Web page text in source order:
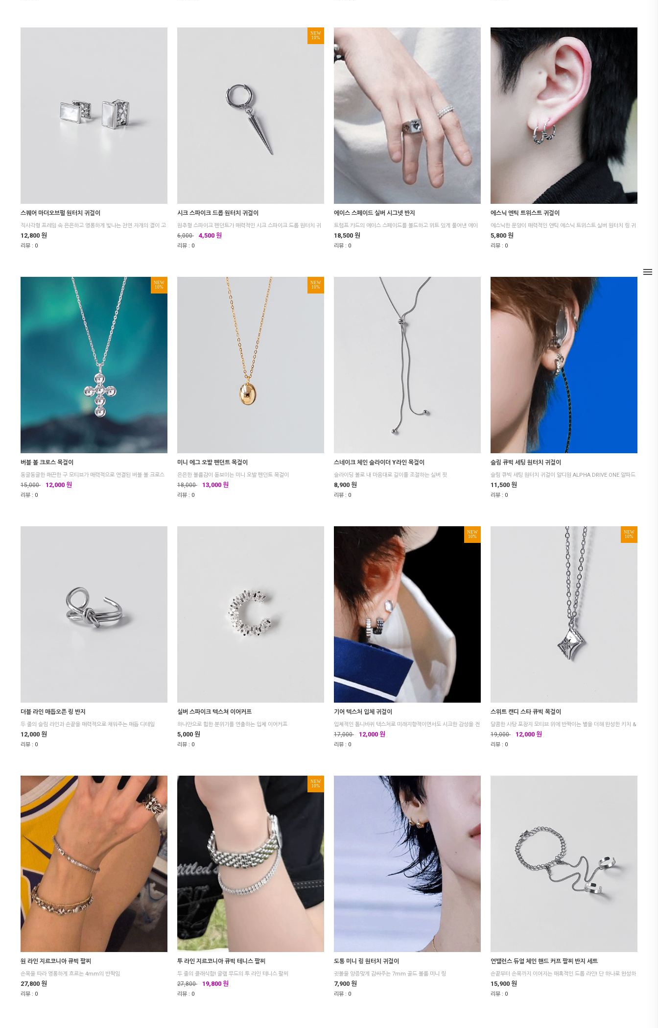
스퀘어 마더오브펄 원터치 귀걸이
12,800 원
리뷰 : 0
NEW
10%
시크 스파이크 드롭 원터치 귀걸이
6,000 4,500 원
리뷰 : 0
에이스 스페이드 실버 시그넷 반지
18,500 원
리뷰 : 0
에스닉 엔틱 트위스트 귀걸이
5,800 원
리뷰 : 0
NEW
10%
버블 볼 크로스 목걸이
15,000 12,000 원
리뷰 : 0
NEW
10%
미니 에그 오발 펜던트 목걸이
은은한 볼륨감이 돋보이는 미니 오발 펜던트 목걸이
18,000 13,000 원
리뷰 : 0
스네이크 체인 슬라이더 Y라인 목걸이
슬라이딩 볼로 내 마음대로 길이를 조절하는 실버 핏
8,900 원
리뷰 : 0
슬림 큐빅 세팅 원터치 귀걸이
11,500 원
리뷰 : 0
더블 라인 매듭오픈 링 반지
두 줄의 슬림 라인과 손끝을 매력적으로 채워주는 매듭 디테일
12,000 원
리뷰 : 0
실버 스파이크 텍스쳐 이어커프
하나만으로 힙한 분위기를 연출하는 입체 이어커프
5,000 원
리뷰 : 0
NEW
10%
기어 텍스처 입체 귀걸이
17,000 12,000 원
리뷰 : 0
NEW
10%
스위트 캔디 스타 큐빅 목걸이
19,000 12,000 원
리뷰 : 0
원 라인 지르코니아 큐빅 팔찌
손목을 따라 영롱하게 흐르는 4mm의 반짝임
27,800 원
리뷰 : 0
NEW
10%
투 라인 지르코니아 큐빅 테니스 팔찌
두 줄의 클래식함! 글램 무드의 투 라인 테니스 팔찌
27,800 19,800 원
리뷰 : 0
도통 미니 링 원터치 귀걸이
귓볼을 앙증맞게 감싸주는 7mm 골드 볼륨 미니 링
7,900 원
리뷰 : 0
언밸런스 듀얼 체인 핸드 커프 팔찌 반지 세트
15,900 원
리뷰 : 0